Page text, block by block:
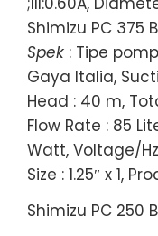
Shimizu PC 375
Spek : Tipe
Gaya Italia,
Head : 40 m,
Flow Rate : 85
Watt, Voltage/
Size : 1.25″ x 1,
Shimizu PC 250